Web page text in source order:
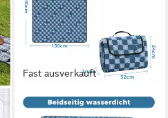
Fast ausverkauft
OAK&TEA
Picknickdecke Wasserdicht